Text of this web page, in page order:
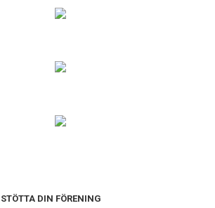
STÖTTA DIN FÖRENING